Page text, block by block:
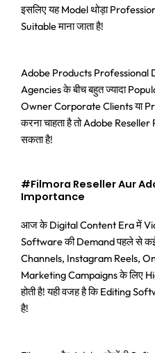
इसलिए यह Model थोड़ा
Suitable माना जाता है!
Adobe Products Professional
Agencies के बीच बहुत ज्यादा
Owner Corporate Clients या
करना चाहता है तो Adobe
सकता है!
#Filmora Reseller Aur
Importance
आज के Digital Content Era में
Software की Demand पहले से कई
Channels, Instagram Reels,
Marketing Campaigns के लिए
होती है! यही वजह है कि Editing
है!